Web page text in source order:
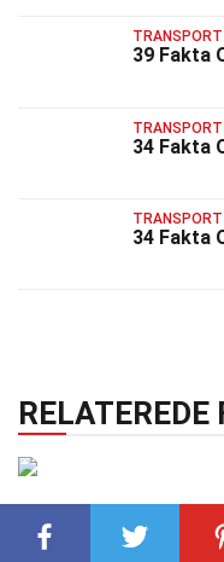
TRANSPORT
39 Fakta
TRANSPORT
34 Fakta
TRANSPORT
34 Fakta
RELATEREDE